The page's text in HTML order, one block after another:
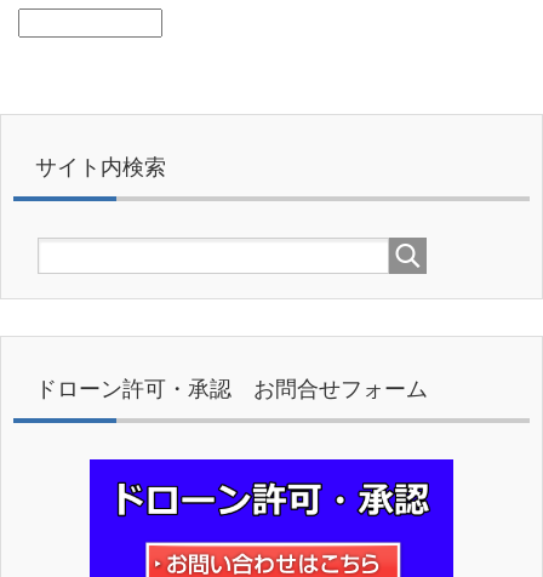
サイト内検索
ドローン許可・承認 お問合せフォーム